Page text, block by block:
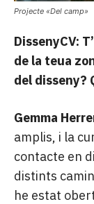
Projecte «Del camp»
DissenyCV:
de la teua
del disseny?
Gemma
amplis, i la
contacte en
distints
he estat